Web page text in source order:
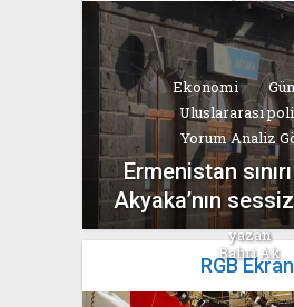
Bahri Ak
Ekonomi
Uluslararası
Yorum Analiz
Ermenistan
Akyaka’nın
yazan
Bahri Ak
RGB